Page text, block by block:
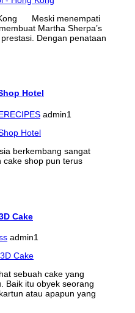
Kong Meski menempati
Martha Sherpa’s
Dengan penataan
Hotel
admin1
berkembang sangat
cake shop pun terus
Cake
admin1
sebuah cake yang
Baik itu obyek seorang
atau apapun yang